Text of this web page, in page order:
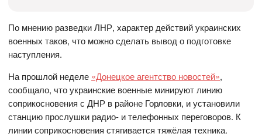
По мнению разведки ЛНР, характер действий украинских
военных таков, что можно сделать вывод о подготовке
наступления.
На прошлой неделе «Донецкое агентство новостей»,
сообщало, что украинские военные минируют линию
соприкосновения с ДНР в районе Горловки, и установили
станцию прослушки радио- и телефонных переговоров. К
линии соприкосновения стягивается тяжёлая техника.